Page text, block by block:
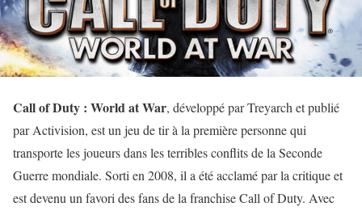
Call of Duty : World at War, développé par Treyarch et publié
par Activision, est un jeu de tir à la première personne qui
transporte les joueurs dans les terribles conflits de la Seconde
Guerre mondiale. Sorti en 2008, il a été acclamé par la critique et
est devenu un favori des fans de la franchise Call of Duty. Avec